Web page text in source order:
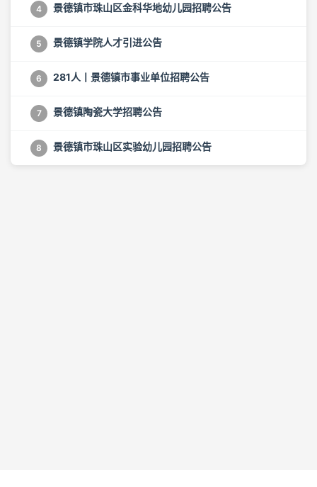
4 景德镇市珠山区金科华地幼儿园招聘公告
5 景德镇学院人才引进公告
6 281人丨景德镇市事业单位招聘公告
7 景德镇陶瓷大学招聘公告
8 景德镇市珠山区实验幼儿园招聘公告